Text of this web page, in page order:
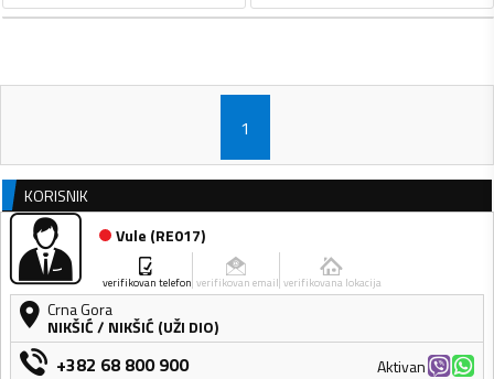
1
KORISNIK
Vule (RE017)
verifikovan telefon verifikovan email verifikovana lokacija
Crna Gora
NIKŠIĆ/ NIKŠIĆ (UŽI DIO)
+382 68 800 900 Aktivan